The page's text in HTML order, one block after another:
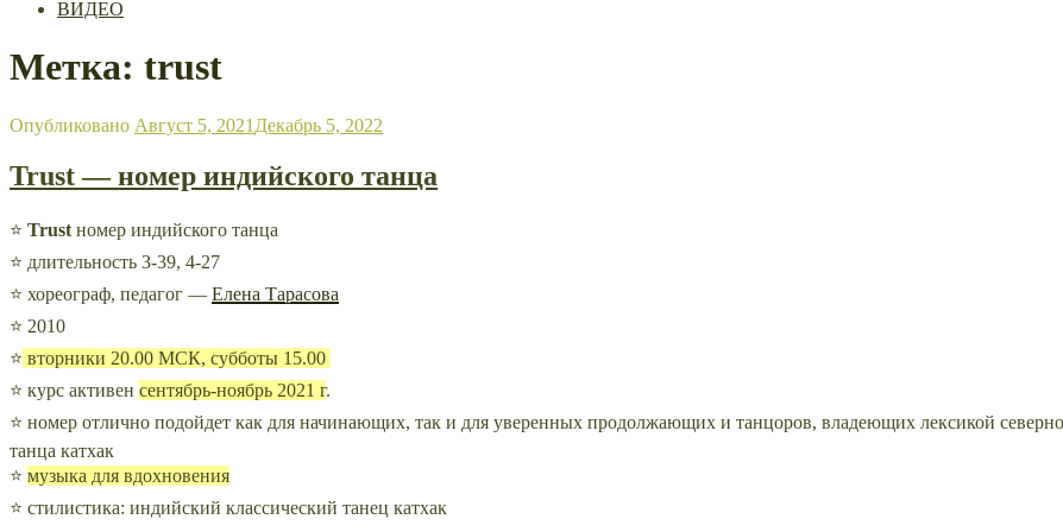
ВИДЕО
Метка: trust
Опубликовано Август 5, 2021 Декабрь 5, 2022
Trust — номер индийского танца
⭐ Trust номер индийского танца
⭐ длительность 3-39, 4-27
⭐ хореограф, педагог — Елена Тарасова
⭐ 2010
⭐ вторники 20.00 МСК, субботы 15.00
⭐ курс активен сентябрь-ноябрь 2021 г.
⭐ номер отлично подойдет как для начинающих, так и для уверенных продолжающих и танцоров, владеющих лексикой
танца катхак
⭐ музыка для вдохновения
⭐ стилистика: индийский классический танец катхак